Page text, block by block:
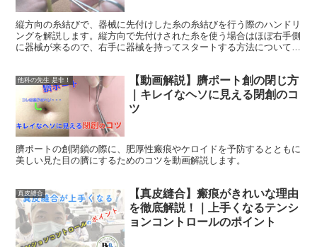
縦方向の糸結びで、器械に先付けした糸の糸結びを行う際のハンドリ
ングを解説します。縦方向で先付けされた糸を使う場合はほぼ右手側
に器械が来るので、右手に器械を持ってスタートする方法について解
他科の先生 是非！
【動画解説】臍ポート創の閉じ方
｜キレイなヘソに見える閉創のコ
ツ
臍ポートの創閉鎖の際に、肥厚性瘢痕やケロイドを予防するとともに
美しい見た目の臍にするためのコツを動画解説します。
真皮縫合
【真皮縫合】瘢痕がきれいな理由
を徹底解説！｜上手くなるテンシ
ョンコントロールのポイント